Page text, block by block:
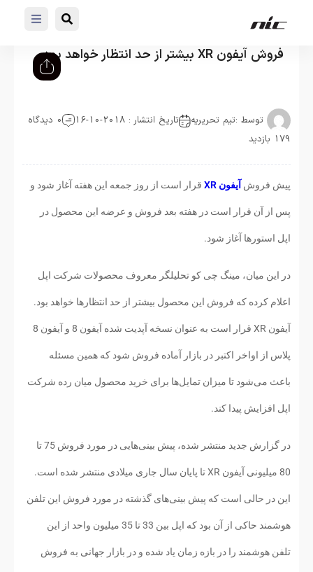
فروش آیفون XR بیشتر از حد انتظار خواهد بود
توسط :تیم تحریریه تاریخ انتشار : 2018-10-16
0 دیدگاه
179 بازدید
پیش فروش آیفون XR قرار است از روز جمعه این هفته آغاز شود و
پس از آن قرار است در هفته بعد فروش و عرضه این محصول در
اپل استورها آغاز شود.
در این میان، مینگ چی کو تحلیلگر معروف محصولات شرکت اپل
اعلام کرده که فروش این محصول بیشتر از حد انتظارها خواهد بود.
آیفون XR قرار است به عنوان نسخه آپدیت شده آیفون 8 و آیفون 8
پلاس از اواخر اکتبر در بازار آماده فروش شود که همین مسئله
باعث می‌شود تا میزان تمایل‌ها برای خرید محصول میان رده شرکت
اپل افزایش پیدا کند.
در گزارش جدید منتشر شده، پیش بینی‌هایی در مورد فروش 75 تا
80 میلیونی آیفون XR تا پایان سال جاری میلادی منتشر شده است.
این در حالی است که پیش بینی‌های گذشته در مورد فروش این تلفن
هوشمند حاکی از آن بود که اپل بین 33 تا 35 میلیون واحد از این
تلفن هوشمند را در بازه زمان یاد شده و در بازار جهانی به فروش